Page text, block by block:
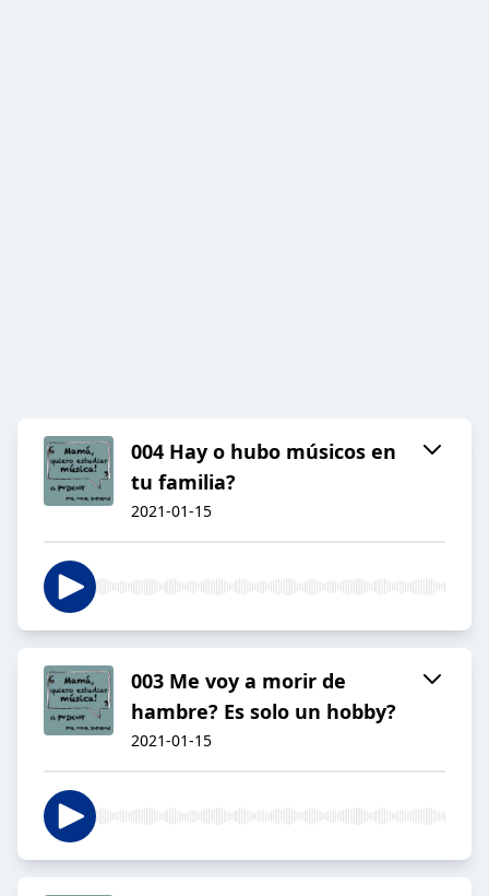
004 Hay o hubo músicos en
tu familia?
2021-01-15
003 Me voy a morir de
hambre? Es solo un hobby?
2021-01-15